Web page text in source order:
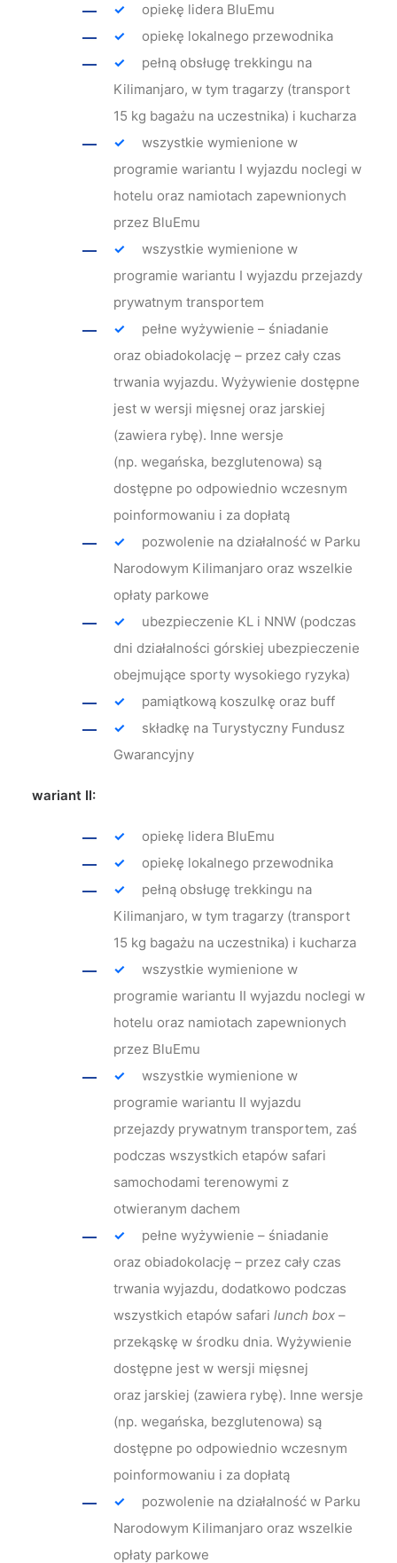
opiekę lidera BluEmu
opiekę lokalnego przewodnika
pełną obsługę trekkingu na
Kilimanjaro, w tym tragarzy (transport
15 kg bagażu na uczestnika) i kucharza
wszystkie wymienione w
programie wariantu I wyjazdu noclegi w
hotelu oraz namiotach zapewnionych
przez BluEmu
wszystkie wymienione w
programie wariantu I wyjazdu przejazdy
prywatnym transportem
pełne wyżywienie – śniadanie
oraz obiadokolację – przez cały czas
trwania wyjazdu. Wyżywienie dostępne
jest w wersji mięsnej oraz jarskiej
(zawiera rybę). Inne wersje
(np. wegańska, bezglutenowa) są
dostępne po odpowiednio wczesnym
poinformowaniu i za dopłatą
pozwolenie na działalność w Parku
Narodowym Kilimanjaro oraz wszelkie
opłaty parkowe
ubezpieczenie KL i NNW (podczas
dni działalności górskiej ubezpieczenie
obejmujące sporty wysokiego ryzyka)
pamiątkową koszulkę oraz buff
składkę na Turystyczny Fundusz
Gwarancyjny
wariant II:
opiekę lidera BluEmu
opiekę lokalnego przewodnika
pełną obsługę trekkingu na
Kilimanjaro, w tym tragarzy (transport
15 kg bagażu na uczestnika) i kucharza
wszystkie wymienione w
programie wariantu II wyjazdu noclegi w
hotelu oraz namiotach zapewnionych
przez BluEmu
wszystkie wymienione w
programie wariantu II wyjazdu
przejazdy prywatnym transportem, zaś
podczas wszystkich etapów safari
samochodami terenowymi z
otwieranym dachem
pełne wyżywienie – śniadanie
oraz obiadokolację – przez cały czas
trwania wyjazdu, dodatkowo podczas
wszystkich etapów safari lunch box –
przekąskę w środku dnia. Wyżywienie
dostępne jest w wersji mięsnej
oraz jarskiej (zawiera rybę). Inne wersje
(np. wegańska, bezglutenowa) są
dostępne po odpowiednio wczesnym
poinformowaniu i za dopłatą
pozwolenie na działalność w Parku
Narodowym Kilimanjaro oraz wszelkie
opłaty parkowe